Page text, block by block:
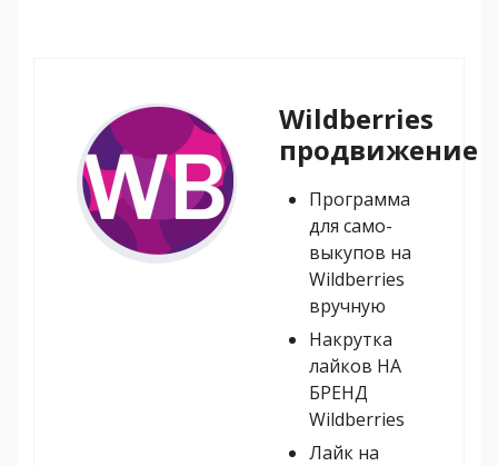
Wildberries
продвижение
Программа
для само-
выкупов на
Wildberries
вручную
Накрутка
лайков НА
БРЕНД
Wildberries
Лайк на